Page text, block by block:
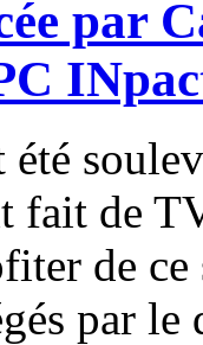
par
fait de
de
par le